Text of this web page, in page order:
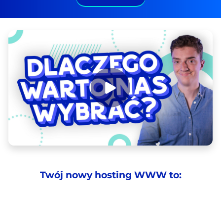
Twój nowy hosting WWW to: